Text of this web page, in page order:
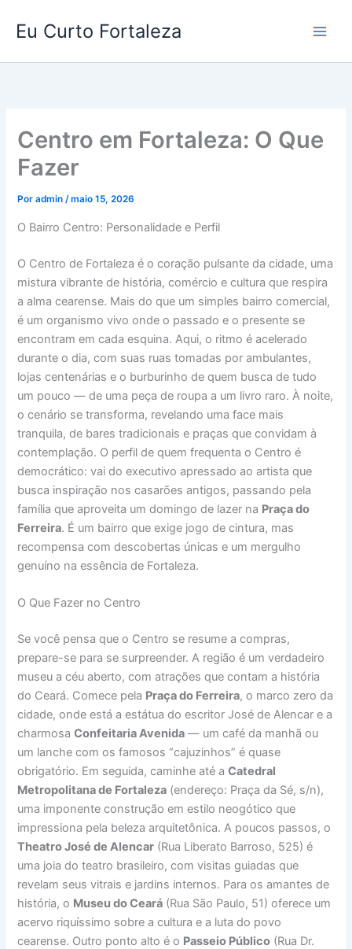
para
conteúdo
Eu Curto Fortaleza
Centro em Fortaleza: O Que
Fazer
Poradmin/maio 15, 2026
O Bairro Centro: Personalidade e Perfil
O Centro de Fortaleza é o coração pulsante da cidade, uma
mistura vibrante de história, comércio e cultura que respira
a alma cearense. Mais do que um simples bairro comercial,
é um organismo vivo onde o passado e o presente se
encontram em cada esquina. Aqui, o ritmo é acelerado
durante o dia, com suas ruas tomadas por ambulantes,
lojas centenárias e o burburinho de quem busca de tudo
um pouco — de uma peça de roupa a um livro raro. À noite,
o cenário se transforma, revelando uma face mais
tranquila, de bares tradicionais e praças que convidam à
contemplação. O perfil de quem frequenta o Centro é
democrático: vai do executivo apressado ao artista que
busca inspiração nos casarões antigos, passando pela
família que aproveita um domingo de lazer na Praça do
Ferreira. É um bairro que exige jogo de cintura, mas
recompensa com descobertas únicas e um mergulho
genuíno na essência de Fortaleza.
O Que Fazer no Centro
Se você pensa que o Centro se resume a compras,
prepare-se para se surpreender. A região é um verdadeiro
museu a céu aberto, com atrações que contam a história
do Ceará. Comece pela Praça do Ferreira, o marco zero da
cidade, onde está a estátua do escritor José de Alencar e a
charmosaConfeitaria Avenida — um café da manhã ou
um lanche com os famosos “cajuzinhos” é quase
obrigatório. Em seguida, caminhe até aCatedral
Metropolitana de Fortaleza (endereço: Praça da Sé, s/n),
uma imponente construção em estilo neogótico que
impressiona pela beleza arquitetônica. A poucos passos, o
Theatro José de Alencar (Rua Liberato Barroso, 525) é
uma joia do teatro brasileiro, com visitas guiadas que
revelam seus vitrais e jardins internos. Para os amantes de
história, o Museu do Ceará (Rua São Paulo, 51) oferece um
acervo riquíssimo sobre a cultura e a luta do povo
cearense. Outro ponto alto é o Passeio Público (Rua Dr.